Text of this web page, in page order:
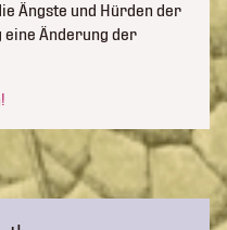
Ängste und Hürden der
eine Änderung der